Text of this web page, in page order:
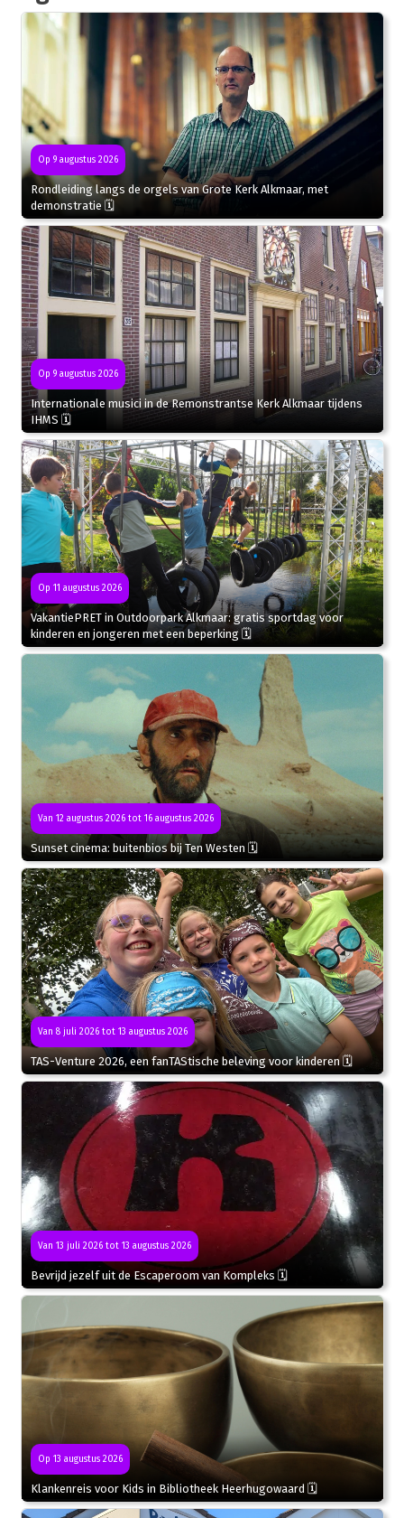
Op 9 augustus 2026
Rondleiding langs de orgels van Grote Kerk Alkmaar, met
demonstratie 🗓
Op 9 augustus 2026
Internationale musici in de Remonstrantse Kerk Alkmaar tijdens
IHMS 🗓
Op 11 augustus 2026
VakantiePRET in Outdoorpark Alkmaar: gratis sportdag voor
kinderen en jongeren met een beperking 🗓
Van 12 augustus 2026 tot 16 augustus 2026
Sunset cinema: buitenbios bij Ten Westen 🗓
Van 8 juli 2026 tot 13 augustus 2026
TAS-Venture 2026, een fanTAStische beleving voor kinderen 🗓
Van 13 juli 2026 tot 13 augustus 2026
Bevrijd jezelf uit de Escaperoom van Kompleks 🗓
Op 13 augustus 2026
Klankenreis voor Kids in Bibliotheek Heerhugowaard 🗓